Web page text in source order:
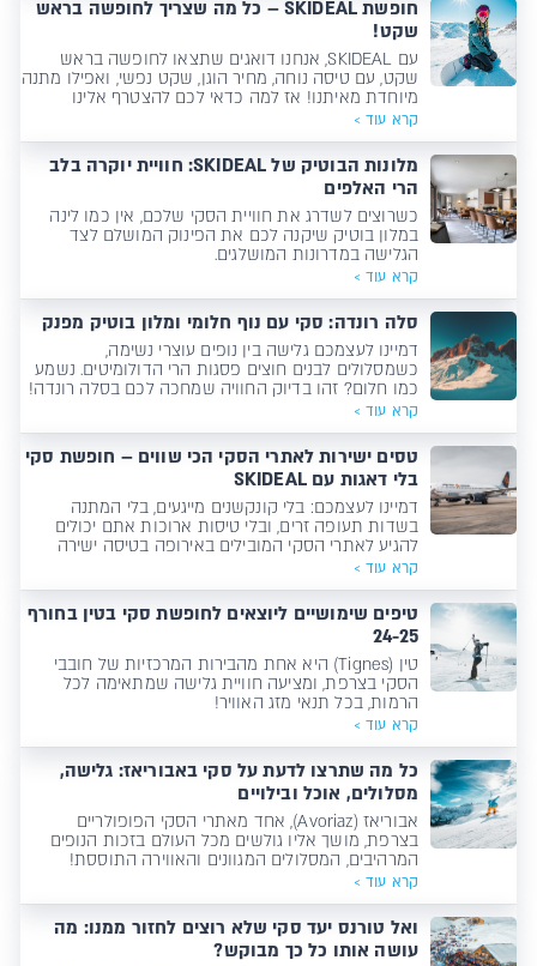
חופשת SKIDEAL – כל מה שצריך לחופשה בראש
שקט!
עם SKIDEAL, אנחנו דואגים שתצאו לחופשה בראש
שקט, עם טיסה נוחה, מחיר הוגן, שקט נפשי, ואפילו מתנה
מיוחדת מאיתנו! אז למה כדאי לכם להצטרף אלינו
העונה?
קרא עוד >
מלונות הבוטיק של SKIDEAL: חוויית יוקרה בלב
הרי האלפים
כשרוצים לשדרג את חוויית הסקי שלכם, אין כמו לינה
במלון בוטיק שיקנה לכם את הפינוק המושלם לצד
הגלישה במדרונות המושלגים.
קרא עוד >
סלה רונדה: סקי עם נוף חלומי ומלון בוטיק מפנק
דמיינו לעצמכם גלישה בין נופים עוצרי נשימה,
כשמסלולים לבנים חוצים פסגות הרי הדולומיטים. נשמע
כמו חלום? זהו בדיוק החוויה שמחכה לכם בסלה רונדה!
קרא עוד >
טסים ישירות לאתרי הסקי הכי שווים – חופשת סקי
בלי דאגות עם SKIDEAL
דמיינו לעצמכם: בלי קונקשנים מייגעים, בלי המתנה
בשדות תעופה זרים, ובלי טיסות ארוכות אתם יכולים
להגיע לאתרי הסקי המובילים באירופה בטיסה ישירה
קרא עוד >
טיפים שימושיים ליוצאים לחופשת סקי בטין בחורף
24-25
טין (Tignes) היא אחת מהבירות המרכזיות של חובבי
הסקי בצרפת, ומציעה חוויית גלישה שמתאימה לכל
הרמות, בכל תנאי מזג האוויר!
קרא עוד >
כל מה שתרצו לדעת על סקי באבוריאז: גלישה,
מסלולים, אוכל ובילויים
אבוריאז (Avoriaz), אחד מאתרי הסקי הפופולריים
בצרפת, מושך אליו גולשים מכל העולם בזכות הנופים
המרהיבים, המסלולים המגוונים והאווירה התוססת!
קרא עוד >
ואל טורנס יעד סקי שלא רוצים לחזור ממנו: מה
עושה אותו כל כך מבוקש?